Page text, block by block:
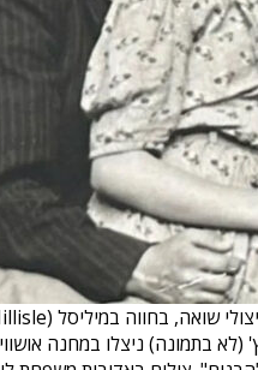
בתמונה) ניצלו במחנה